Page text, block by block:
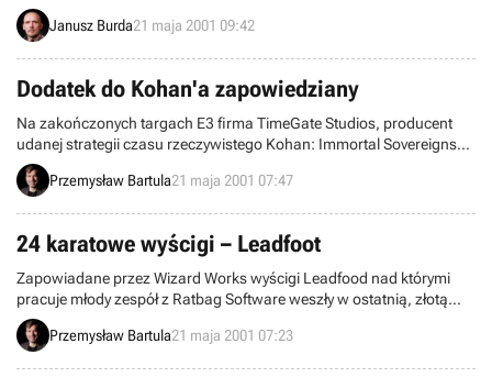
wspomnień”, powrócił do tematu i tym razem zajął się czasami
współczesnymi, tzn. piractwem w jego obecnej formie.
Janusz Burda21 maja 2001 09:42
Dodatek do Kohan'a zapowiedziany
Na zakończonych targach E3 firma TimeGate Studios, producent
udanej strategii czasu rzeczywistego Kohan: Immortal Sovereigns
poinformował, iż pracuje już nad dodatkiem do niej, Kohan:
Ahriman's Gift .
Przemysław Bartula21 maja 2001 07:47
24 karatowe wyścigi – Leadfoot
Zapowiadane przez Wizard Works wyścigi Leadfood nad którymi
pracuje młody zespół z Ratbag Software weszły w ostatnią, złotą
fazę produkcji i już w wkrótce trafią do sprzedaży.
Przemysław Bartula21 maja 2001 07:23